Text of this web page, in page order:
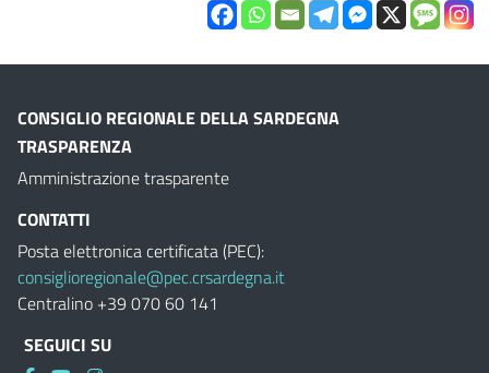
CONSIGLIO REGIONALE DELLA SARDEGNA
TRASPARENZA
Amministrazione trasparente
CONTATTI
Posta elettronica certificata (PEC):
consiglioregionale@pec.crsardegna.it
Centralino +39 070 60 141
SEGUICI SU